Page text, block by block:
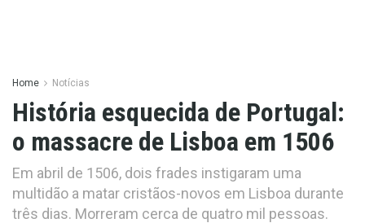
Home Notícias
História esquecida de Portugal:
o massacre de Lisboa em 1506
Em abril de 1506, dois frades instigaram uma
multidão a matar cristãos-novos em Lisboa durante
três dias. Morreram cerca de quatro mil pessoas.